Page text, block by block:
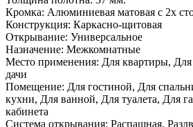
Кромка: Алюминиевая матовая с 2х
Конструкция: Каркасно-щитовая
Открывание: Универсальное
Назначение: Межкомнатные
Место применения: Для квартиры,
дачи
Помещение: Для гостиной, Для
кухни, Для ванной, Для туалета, Для
кабинета
Система открывания: Распашная,